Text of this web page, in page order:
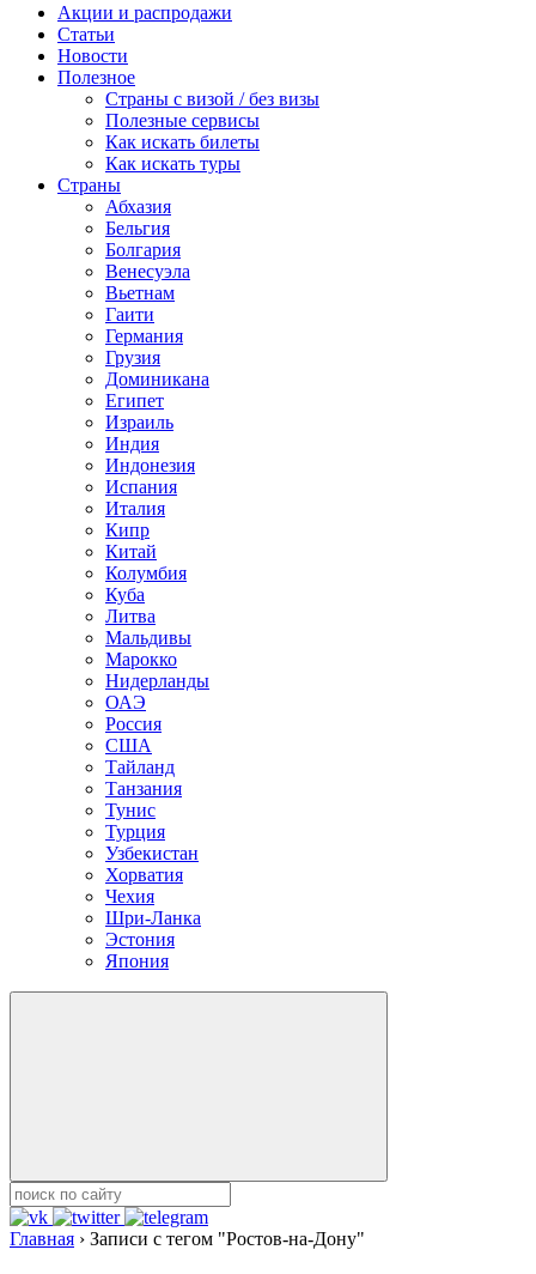
Акции и распродажи
Статьи
Новости
Полезное
Cтраны с визой / без визы
Полезные сервисы
Как искать билеты
Как искать туры
Страны
Абхазия
Бельгия
Болгария
Венесуэла
Вьетнам
Гаити
Германия
Грузия
Доминикана
Египет
Израиль
Индия
Индонезия
Испания
Италия
Кипр
Китай
Колумбия
Куба
Литва
Мальдивы
Марокко
Нидерланды
ОАЭ
Россия
США
Тайланд
Танзания
Тунис
Турция
Узбекистан
Хорватия
Чехия
Шри-Ланка
Эстония
Япония
Главная › Записи с тегом "Ростов-на-Дону"